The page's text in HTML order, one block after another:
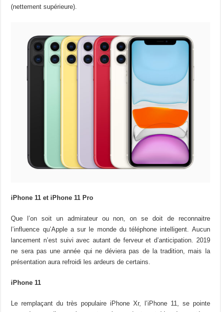
(nettement supérieure).
iPhone 11 et iPhone 11 Pro
Que l’on soit un admirateur ou non, on se doit de reconnaitre
l’influence qu’Apple a sur le monde du téléphone intelligent. Aucun
lancement n’est suivi avec autant de ferveur et d’anticipation. 2019
ne sera pas une année qui ne déviera pas de la tradition, mais la
présentation aura refroidi les ardeurs de certains.
iPhone 11
Le remplaçant du très populaire iPhone Xr, l’iPhone 11, se pointe